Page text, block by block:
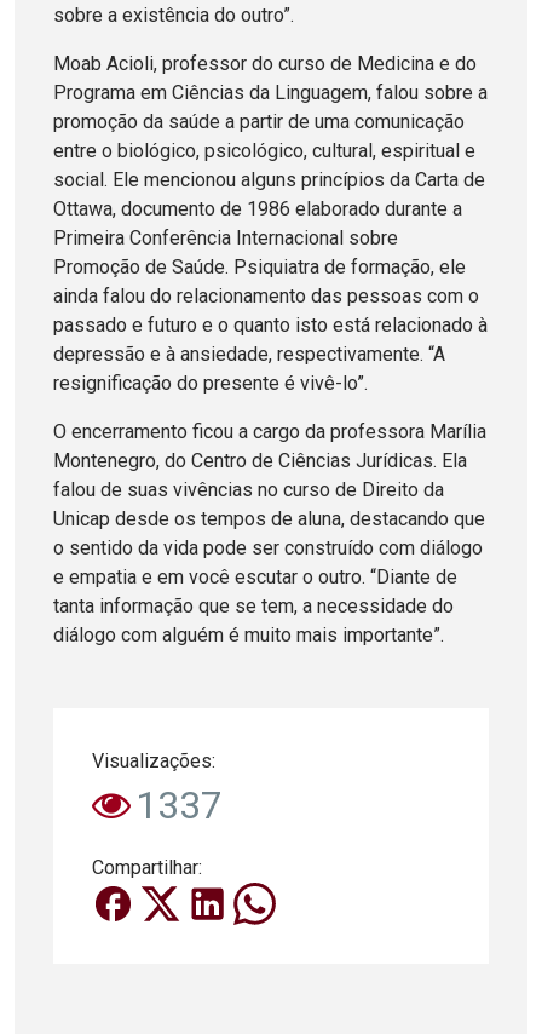
sobre a existência do outro”.
Moab Acioli, professor do curso de Medicina e do
Programa em Ciências da Linguagem, falou sobre a
promoção da saúde a partir de uma comunicação
entre o biológico, psicológico, cultural, espiritual e
social. Ele mencionou alguns princípios da Carta de
Ottawa, documento de 1986 elaborado durante a
Primeira Conferência Internacional sobre
Promoção de Saúde. Psiquiatra de formação, ele
ainda falou do relacionamento das pessoas com o
passado e futuro e o quanto isto está relacionado à
depressão e à ansiedade, respectivamente. “A
resignificação do presente é vivê-lo”.
O encerramento ficou a cargo da professora Marília
Montenegro, do Centro de Ciências Jurídicas. Ela
falou de suas vivências no curso de Direito da
Unicap desde os tempos de aluna, destacando que
o sentido da vida pode ser construído com diálogo
e empatia e em você escutar o outro. “Diante de
tanta informação que se tem, a necessidade do
diálogo com alguém é muito mais importante”.
Visualizações:
1337
Compartilhar: